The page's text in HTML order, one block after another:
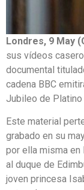
Londres, 9 May
sus vídeos
documental
cadena BBC
Jubileo de Platino
Este material
grabado en su
por ella misma en
al duque de
joven princesa